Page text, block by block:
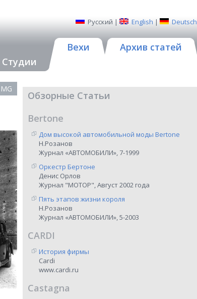
Русский | English | Deutsch
Студии
Вехи Архив статей
Обзорные Статьи
Bertone
Дом высокой автомобильной моды Bertone
Н.Розанов
Журнал «АВТОМОБИЛИ», 7-1999
Оркестр Бертоне
Денис Орлов
Журнал "МОТОР", Август 2002 года
Пять этапов жизни короля
Н.Розанов
Журнал «АВТОМОБИЛИ», 5-2003
CARDI
История фирмы
Cardi
www.cardi.ru
Castagna